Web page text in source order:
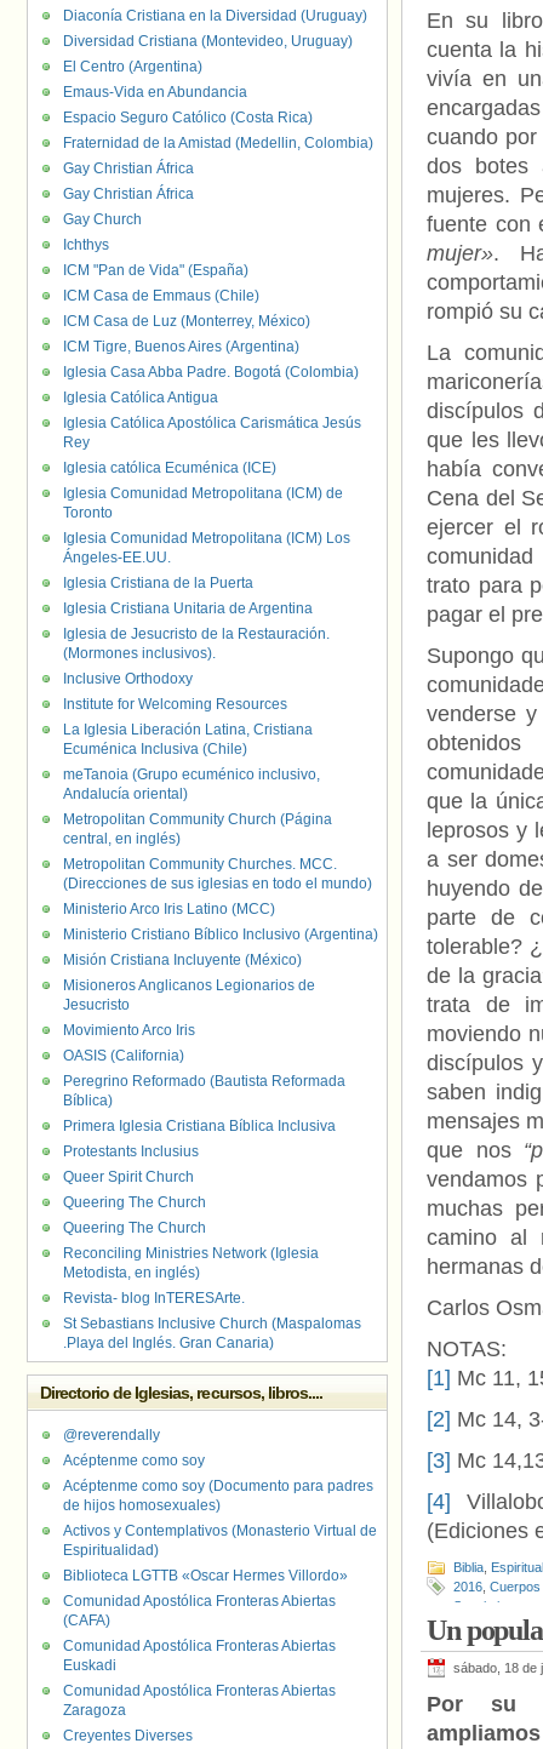
En su
cuenta la
vivía en
cuando
dos botes
mujeres.
fuente con
mujer».
rompió su
La
discípulos
que les
había
Cena del
ejercer el
trato para
pagar el
Supongo
venderse
que la
leprosos y
a ser
huyendo
parte de
tolerable?
de la
trata de
moviendo
discípulos
saben
mensajes
que nos
vendamos
muchas
camino al
hermanas
Carlos
NOTAS:
[1] Mc 11,
[2] Mc 14,
[3] Mc
[4]
(Ediciones
Biblia
2016
Seguimiento
Un
sábado, 18 de
Por su
Diaconía Cristiana en la Diversidad (Uruguay)
Diversidad Cristiana (Montevideo, Uruguay)
El Centro (Argentina)
Emaus-Vida en Abundancia
Espacio Seguro Católico (Costa Rica)
Fraternidad de la Amistad (Medellin, Colombia)
Gay Christian África
Gay Christian África
Gay Church
Ichthys
ICM "Pan de Vida" (España)
ICM Casa de Emmaus (Chile)
ICM Casa de Luz (Monterrey, México)
ICM Tigre, Buenos Aires (Argentina)
Iglesia Casa Abba Padre. Bogotá (Colombia)
Iglesia Católica Antigua
Iglesia Católica Apostólica Carismática Jesús
Rey
Iglesia católica Ecuménica (ICE)
Iglesia Comunidad Metropolitana (ICM) de
Toronto
Iglesia Comunidad Metropolitana (ICM) Los
Ángeles-EE.UU.
Iglesia Cristiana de la Puerta
Iglesia Cristiana Unitaria de Argentina
Iglesia de Jesucristo de la Restauración.
(Mormones inclusivos).
Inclusive Orthodoxy
Institute for Welcoming Resources
La Iglesia Liberación Latina, Cristiana
Ecuménica Inclusiva (Chile)
meTanoia (Grupo ecuménico inclusivo,
Andalucía oriental)
Metropolitan Community Church (Página
central, en inglés)
Metropolitan Community Churches. MCC.
(Direcciones de sus iglesias en todo el mundo)
Ministerio Arco Iris Latino (MCC)
Ministerio Cristiano Bíblico Inclusivo (Argentina)
Misión Cristiana Incluyente (México)
Misioneros Anglicanos Legionarios de
Jesucristo
Movimiento Arco Iris
OASIS (California)
Peregrino Reformado (Bautista Reformada
Bíblica)
Primera Iglesia Cristiana Bíblica Inclusiva
Protestants Inclusius
Queer Spirit Church
Queering The Church
Queering The Church
Reconciling Ministries Network (Iglesia
Metodista, en inglés)
Revista- blog InTERESArte.
St Sebastians Inclusive Church (Maspalomas
.Playa del Inglés. Gran Canaria)
Directorio de Iglesias, recursos, libros....
@reverendally
Acéptenme como soy
Acéptenme como soy (Documento para padres
de hijos homosexuales)
Activos y Contemplativos (Monasterio Virtual de
Espiritualidad)
Biblioteca LGTTB «Oscar Hermes Villordo»
Comunidad Apostólica Fronteras Abiertas
(CAFA)
Comunidad Apostólica Fronteras Abiertas
Euskadi
Comunidad Apostólica Fronteras Abiertas
Zaragoza
Creyentes Diverses